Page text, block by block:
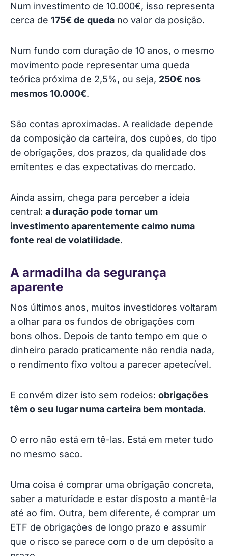
Num investimento de 10.000€, isso representa
cerca de 175€ de queda no valor da posição.
Num fundo com duração de 10 anos, o mesmo
movimento pode representar uma queda
teórica próxima de 2,5%, ou seja, 250€ nos
mesmos 10.000€.
São contas aproximadas. A realidade depende
da composição da carteira, dos cupões, do tipo
de obrigações, dos prazos, da qualidade dos
emitentes e das expectativas do mercado.
Ainda assim, chega para perceber a ideia
central: a duração pode tornar um
investimento aparentemente calmo numa
fonte real de volatilidade.
A armadilha da segurança
aparente
Nos últimos anos, muitos investidores voltaram
a olhar para os fundos de obrigações com
bons olhos. Depois de tanto tempo em que o
dinheiro parado praticamente não rendia nada,
o rendimento fixo voltou a parecer apetecível.
E convém dizer isto sem rodeios: obrigações
têm o seu lugar numa carteira bem montada.
O erro não está em tê-las. Está em meter tudo
no mesmo saco.
Uma coisa é comprar uma obrigação concreta,
saber a maturidade e estar disposto a mantê-la
até ao fim. Outra, bem diferente, é comprar um
ETF de obrigações de longo prazo e assumir
que o risco se parece com o de um depósito a